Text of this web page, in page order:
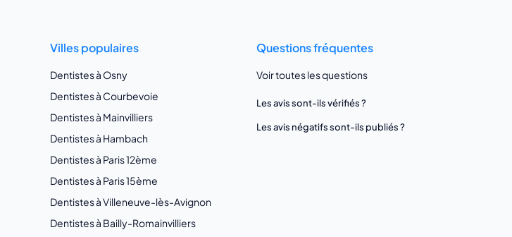
Villes populaires
Dentistes à Osny
Dentistes à Courbevoie
Dentistes à Mainvilliers
Dentistes à Hambach
Dentistes à Paris 12ème
Dentistes à Paris 15ème
Dentistes à Villeneuve-lès-Avignon
Dentistes à Bailly-Romainvilliers
Questions fréquentes
Voir toutes les questions
Les avis sont-ils vérifiés ?
Les avis négatifs sont-ils publiés ?